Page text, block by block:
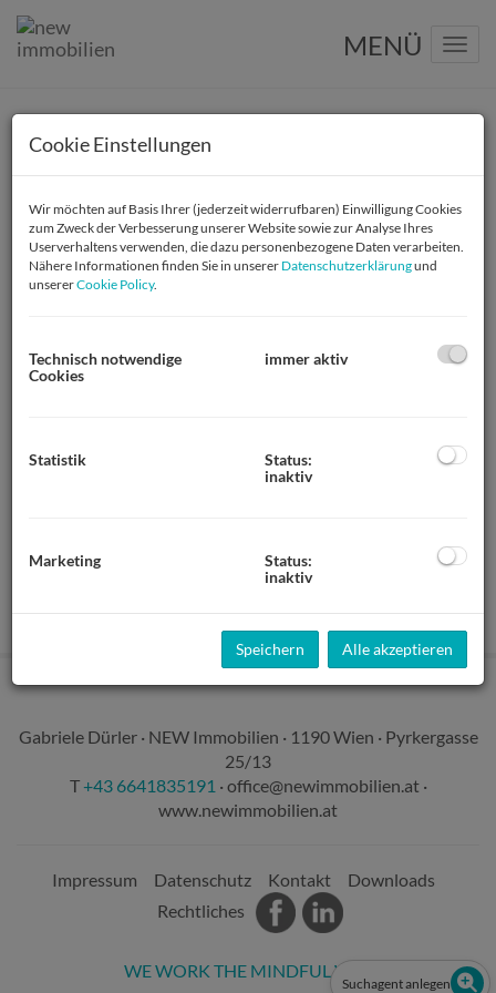
Projekte
MODERN WOHNEN MIT
ALTBAUFLAIR - URBAN IN GRÜNER
1200 Wien,Brigittenau
53,5 m² - 86,97 m²
Gabriele Dürler · NEW Immobilien · 1190 Wien · Pyrkergasse
25/13
T+43 6641835191 · office@newimmobilien.at·
www.newimmobilien.at
Impressum Datenschutz Kontakt
Downloads
Rechtliches
WE WORK THE MINDFUL WAY
Suchagent anlegen
Cookie Einstellungen
Wir möchten auf Basis Ihrer (jederzeit widerrufbaren) Einwilligung Cookies
zum Zweck der Verbesserung unserer Website sowie zur Analyse Ihres
Userverhaltens verwenden, die dazu personenbezogene Daten verarbeiten.
Nähere Informationen finden Sie in unserer Datenschutzerklärungund
unsererCookie Policy.
Technisch notwendige
Cookies
immer aktiv
Statistik
Status:
inaktiv
Marketing
Status:
inaktiv
Speichern Alle akzeptieren